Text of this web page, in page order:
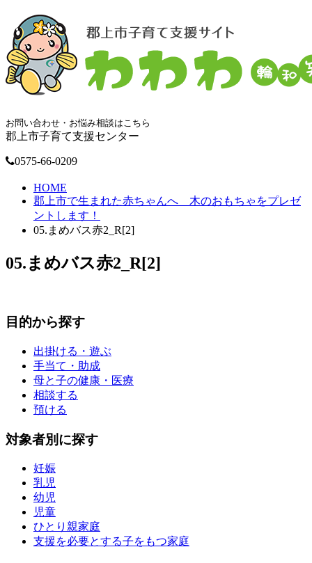
お問い合わせ・お悩み相談はこちら
郡上市子育て支援センター
0575-66-0209
HOME
郡上市で生まれた赤ちゃんへ 木のおもちゃをプレゼ
ントします！
05.まめバス赤2_R[2]
05.まめバス赤2_R[2]
目的から探す
出掛ける・遊ぶ
手当て・助成
母と子の健康・医療
相談する
預ける
対象者別に探す
妊娠
乳児
幼児
児童
ひとり親家庭
支援を必要とする子をもつ家庭